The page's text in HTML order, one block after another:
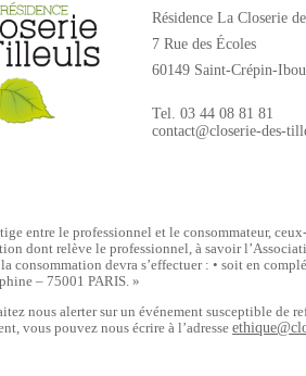
Résidence La Closerie
7 Rue des Écoles
60149 Saint-Crépin-
Tel. 03 44 08 81 81
contact@closerie-des-
entre le professionnel et le consommateur,
dont relève le professionnel, à savoir
consommation devra s’effectuer : • soit en
– 75001 PARIS. »
nous alerter sur un événement susceptible
vous pouvez nous écrire à l’adresse